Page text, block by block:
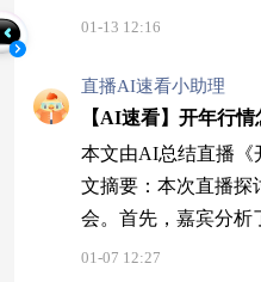
场表现火热，科技、
分析了有色金属行业
策宽松和地缘政治
着，介绍了民生加银
专精特新小巨人企业
风险
01-13 12:16
直播AI速看小助理
【AI速看】开年行情
本文由AI总结直播《
文摘要：本次直播探
会。首先，嘉宾分析
强调AI细分赛道潜力
01-07 12:27